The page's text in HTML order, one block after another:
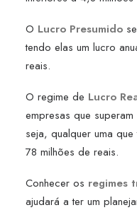
O Lucro Presumido
tendo elas um lucro
reais.
O regime de Lucro
empresas que
seja, qualquer uma
78 milhões de reais.
Conhecer os regimes
ajudará a ter um